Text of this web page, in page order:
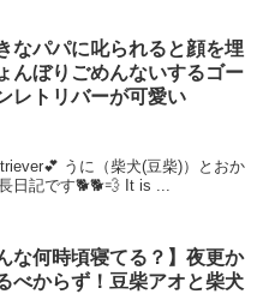
なパパに叱られると顔を埋
んぼりごめんないするゴー
レトリバーが可愛い
うに（柴犬(豆柴)）とおか
日記です🐕🐕💨 It is ...
な何時頃寝てる？】夜更か
べからず！豆柴アオと柴犬